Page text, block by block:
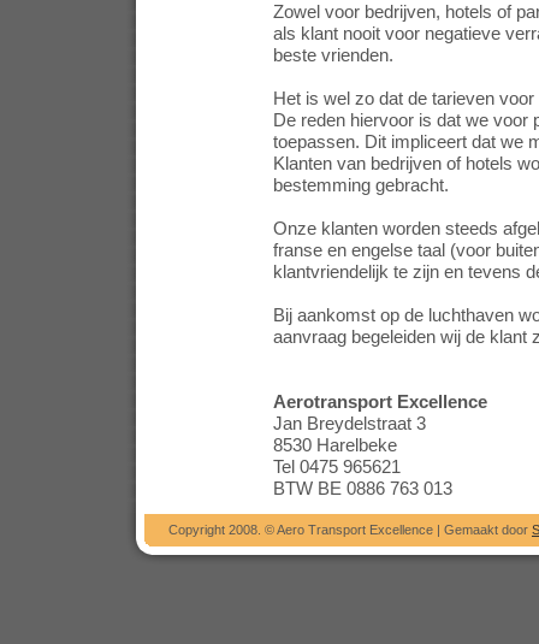
Zowel voor bedrijven, hotels of
als klant nooit voor negatieve
beste vrienden.
Het is wel zo dat de tarieven
De reden hiervoor is dat we voor
toepassen. Dit impliceert dat we
Klanten van bedrijven of hotels
bestemming gebracht.
Onze klanten worden steeds
franse en engelse taal (voor
klantvriendelijk te zijn en tevens
Bij aankomst op de luchthaven
aanvraag begeleiden wij de klant
Aerotransport Excellence
Jan Breydelstraat 3
8530 Harelbeke
Tel 0475 965621
BTW BE 0886 763 013
Copyright 2008. © Aero Transport Excellence | Gemaakt door